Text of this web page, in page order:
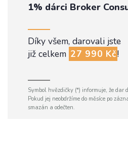
1% dárci Broker
Díky všem, darovali jste
již celkem 27 990 Kč!
Symbol hvězdičky (*) informuje, že dar
Pokud jej neobdržíme do měsíce po
smazán a odečten.